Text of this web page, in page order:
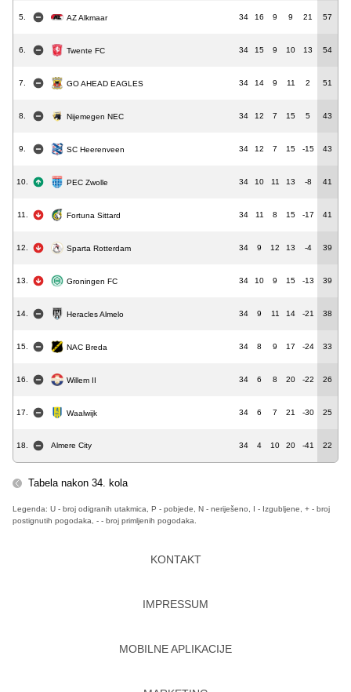
5. AZ Alkmaar 34 16 9 9 21 57
6. Twente FC 34 15 9 10 13 54
7. GO AHEAD EAGLES 34 14 9 11 2 51
8. Nijemegen NEC 34 12 7 15 5 43
9. SC Heerenveen 34 12 7 15 -15 43
10. PEC Zwolle 34 10 11 13 -8 41
11. Fortuna Sittard 34 11 8 15 -17 41
12. Sparta Rotterdam 34 9 12 13 -4 39
13. Groningen FC 34 10 9 15 -13 39
14. Heracles Almelo 34 9 11 14 -21 38
15. NAC Breda 34 8 9 17 -24 33
16. Willem II 34 6 8 20 -22 26
17. Waalwijk 34 6 7 21 -30 25
18. Almere City 34 4 10 20 -41 22
Tabela nakon 34. kola
Legenda: U - broj odigranih utakmica, P - pobjede, N - neriješeno, I - Izgubljene, + - broj
postignutih pogodaka, - - broj primljenih pogodaka.
KONTAKT
IMPRESSUM
MOBILNE APLIKACIJE